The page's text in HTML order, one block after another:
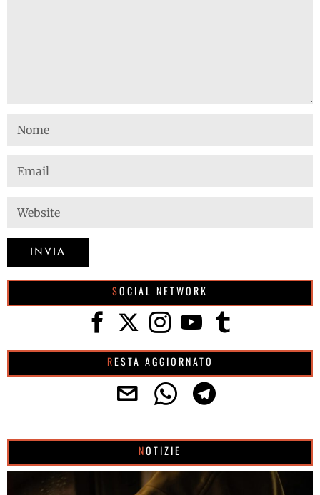
SOCIAL NETWORK
RESTA AGGIORNATO
NOTIZIE